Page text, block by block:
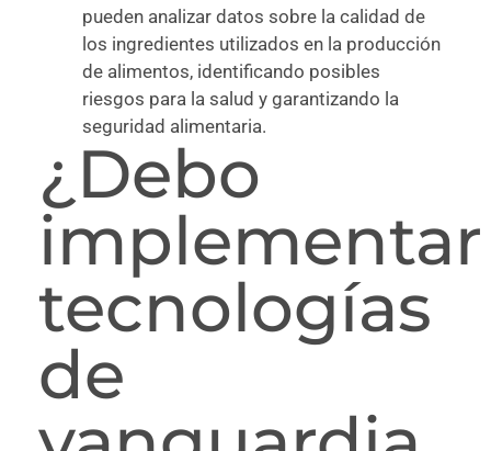
pueden analizar datos sobre la calidad de
los ingredientes utilizados en la producción
de alimentos, identificando posibles
riesgos para la salud y garantizando la
seguridad alimentaria.
¿Debo
implementar
tecnologías
de